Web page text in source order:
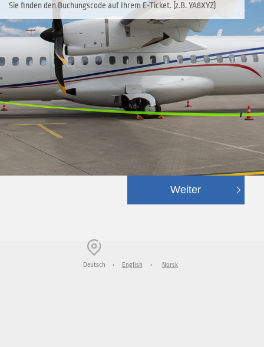
Sie finden den Buchungscode auf Ihrem E-Ticket. (z.B. YA8XYZ)
Weiter
Deutsch
Ausgewählt
• English • Norsk